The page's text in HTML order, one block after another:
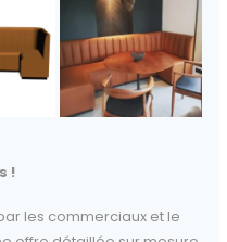
!
les commerciaux et le